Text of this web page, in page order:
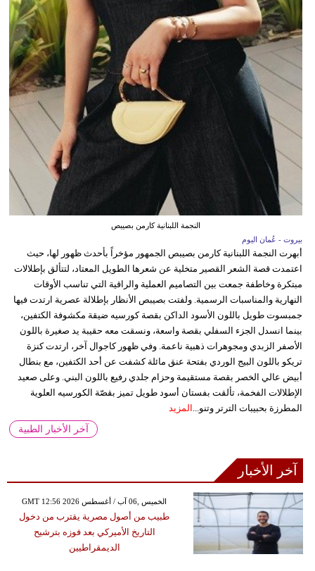
النجمة اللبنانية كارمن بصيبص
بيروت - عُمان اليوم
أبهرت النجمة اللبنانية كارمن بصيبص الجمهور مؤخراً بأحدث ظهور لها، حيث
اعتمدت قصة الشعر القصير متخلية عن شعرها الطويل المعتاد، لتتألق بإطلالات
مبتكرة وخاطفة جمعت بين التصاميم العملية والراقية التي تناسب الأوقات
النهارية والمناسبات الرسمية. ولفتت بصيبص الأنظار بإطلالة عصرية ارتدت فيها
جمبسوت طويل باللون الأسود الداكن بقصة كورسيه ضيقة مكشوفة الكتفين،
بينما انسدل الجزء السفلي بقصة واسعة، ونسقت معه حقيبة يد صغيرة باللون
الأصفر الزبدي ومجوهرات ذهبية ناعمة. وفي ظهور كاجوال آخر، ارتدت كنزة
تريكو باللون البيج الوردي بفتحة عنق مائلة كشفت عن أحد الكتفين، مع بنطال
أبيض عالي الخصر بقصة مستقيمة وحزام جلدي رفيع باللون البني. وعلى صعيد
الإطلالات الفخمة، تألقت بفستان أسود طويل تميز بقصّة الكورسيه العلوية
المطرزة بحبيبات الترتر وتنو... المزيد
آخر الأخبار الطبية
آخر الأخبار
GMT 12:56 2026 الخميس ,06 آب / أغسطس
طبيب من أصول مصرية يقترب من دخول
التاريخ الأميركي بعد فوزه بترشيح
الديمقراطيين